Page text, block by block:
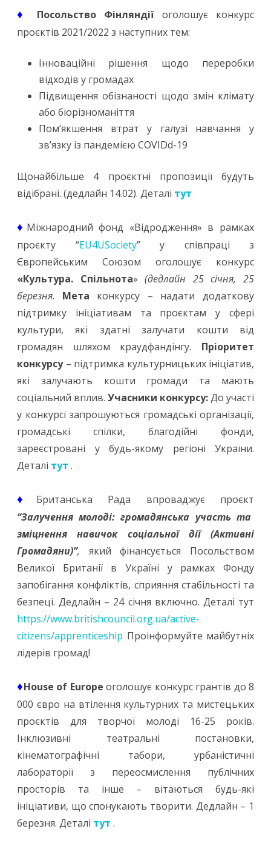
♦ Посольство Фінляндіїоголошує конкурс
проєктів 2021/2022 з наступних тем:
Інноваційні рішення щодо переробки
відходів у громадах
Підвищення обізнаності щодо змін клімату
або біорізноманіття
Пом’якшення втрат у галузі навчання у
зв’язку із пандемією COVIDd-19
Щонайбільше 4 проєктні пропозиції будуть
відібрані. (дедлайн 14.02). Деталі тут
♦ Міжнародний фонд «Відродження» в рамках
проєкту “EU4USociety” у співпраці з
Європейським Союзом оголошує конкурс
«Культура. Спільнота»(дедлайн 25 січня, 25
березня. Мета конкурсу – надати додаткову
підтримку ініціативам та проєктам у сфері
культури, які здатні залучати кошти від
громадян шляхом краудфандінгу. Пріоритет
конкурсу– підтримка культурницьких ініціатив,
які залучають кошти громади та мають
соціальний вплив. Учасники конкурсу:До участі
у конкурсі запрошуються громадські організації,
громадські спілки, благодійні фонди,
зареєстровані у будь-якому регіоні України.
Деталі тут .
♦
Британська Рада впроваджує проєкт
“Залучення молоді: громадянська участь та
зміцнення навичок соціальної дії (Активні
Громадяни)”, який фінансується Посольством
Великої Британії в Україні у рамках Фонду
запобігання конфліктів, сприяння стабільності та
безпеці. Дедлайн – 24 січня включно. Деталі тут
https://www.britishcouncil.org.ua/active-
citizens/apprenticeship Проінформуйте майбутніх
лідерів громад!
♦House of Europe оголошує конкурс грантів до 8
000 євро на втілення культурних та мистецьких
проєктів для творчої молоді 16-25 років.
Інклюзивні театральні постановки,
кінематографічні табори, урбаністичні
лабораторії з переосмислення публічних
просторів та інше – вітаються будь-які
ініціативи, що спонукають творити. Дедлайн – 1
березня. Деталі тут .